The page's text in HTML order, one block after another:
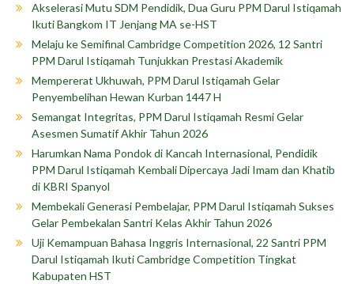
Akselerasi Mutu SDM Pendidik, Dua Guru PPM Darul Istiqamah
Ikuti Bangkom IT Jenjang MA se-HST
Melaju ke Semifinal Cambridge Competition 2026, 12 Santri
PPM Darul Istiqamah Tunjukkan Prestasi Akademik
Mempererat Ukhuwah, PPM Darul Istiqamah Gelar
Penyembelihan Hewan Kurban 1447 H
Semangat Integritas, PPM Darul Istiqamah Resmi Gelar
Asesmen Sumatif Akhir Tahun 2026
Harumkan Nama Pondok di Kancah Internasional, Pendidik
PPM Darul Istiqamah Kembali Dipercaya Jadi Imam dan Khatib
di KBRI Spanyol
Membekali Generasi Pembelajar, PPM Darul Istiqamah Sukses
Gelar Pembekalan Santri Kelas Akhir Tahun 2026
Uji Kemampuan Bahasa Inggris Internasional, 22 Santri PPM
Darul Istiqamah Ikuti Cambridge Competition Tingkat
Kabupaten HST